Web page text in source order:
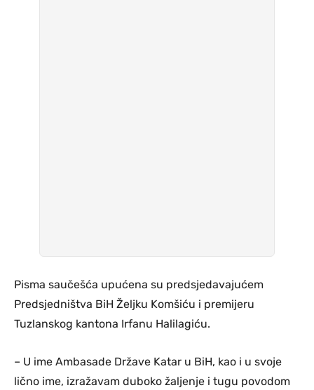
Pisma saučešća upućena su predsjedavajućem
Predsjedništva BiH Željku Komšiću i premijeru
Tuzlanskog kantona Irfanu Halilagiću.
– U ime Ambasade Države Katar u BiH, kao i u svoje
lično ime, izražavam duboko žaljenje i tugu povodom